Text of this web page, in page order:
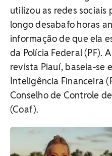
utilizou as redes
longo desabafo horas
informação de que ela
da Polícia Federal (PF).
revista Piauí, baseia-se
Inteligência Financeira
Conselho de Controle
(Coaf).